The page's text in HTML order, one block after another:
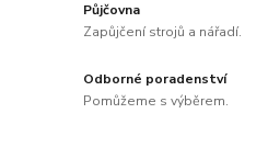
Půjčovna
Zapůjčení strojů a nářadí.
Odborné poradenství
Pomůžeme s výběrem.